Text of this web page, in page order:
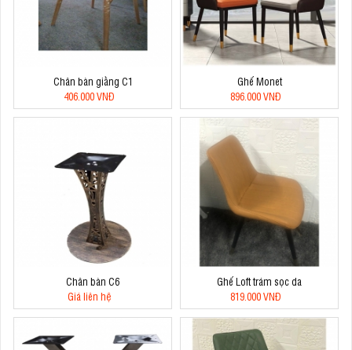
Chân bàn giằng C1
406.000 VNĐ
Ghế Monet
896.000 VNĐ
Chân bàn C6
Giá liên hệ
Ghế Loft trám sọc da
819.000 VNĐ